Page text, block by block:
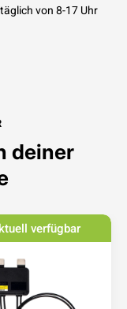
täglich von 8-17 Uhr
deiner
verfügbar